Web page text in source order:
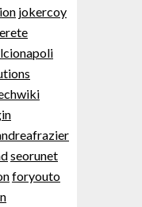
jokercoy
seorunet
foryouto